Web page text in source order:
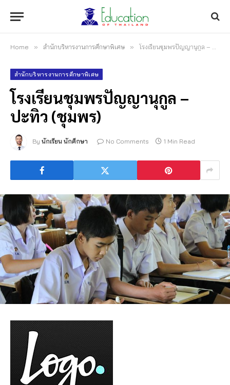
Home » สำนักบริหารงานการศึกษาพิเศษ » โรงเรียนชุมพรปัญญานุกูล – ปะทิว (ชุมพร)
สำนักบริหารงานการศึกษาพิเศษ
โรงเรียนชุมพรปัญญานุกูล –
ปะทิว (ชุมพร)
By นักเรียน นักศึกษา No Comments 1 Min Read